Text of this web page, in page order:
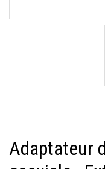
Adaptateur